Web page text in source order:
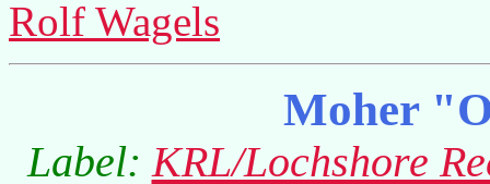
Rolf Wagels
Moher
Label: KRL/Lochshore